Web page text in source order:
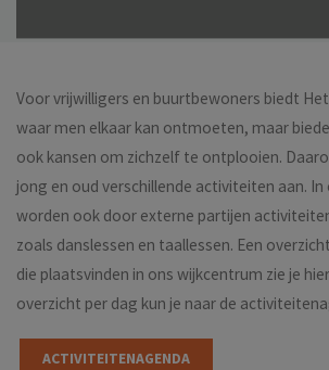
Voor vrijwilligers en buurtbewoners biedt
waar men elkaar kan ontmoeten, maar
ook kansen om zichzelf te ontplooien.
jong en oud verschillende activiteiten aan.
worden ook door externe partijen
zoals danslessen en taallessen. Een
die plaatsvinden in ons wijkcentrum zie je
overzicht per dag kun je naar de
ACTIVITEITENAGENDA